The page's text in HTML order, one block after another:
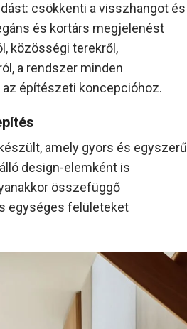
csökkenti a visszhangot és
és kortárs megjelenést
közösségi terekről,
a rendszer minden
építészeti koncepcióhoz.
amely gyors és egyszerű
design-elemként is
összefüggő
egységes felületeket